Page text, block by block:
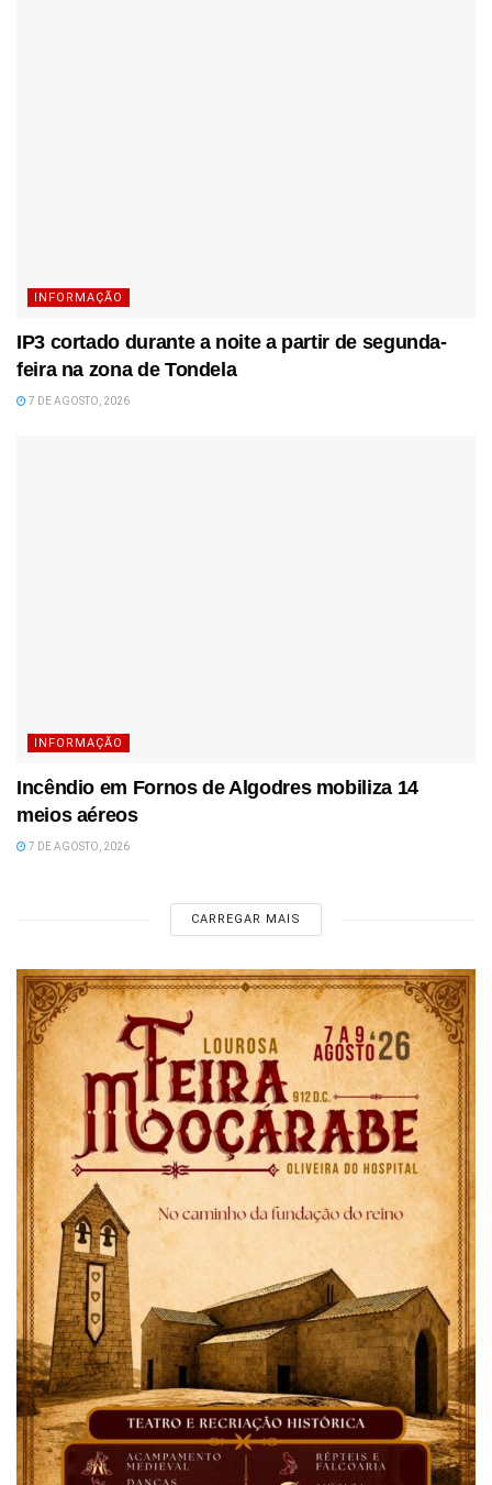
INFORMAÇÃO
IP3 cortado durante a noite a partir de segunda-
feira na zona de Tondela
7 DE AGOSTO, 2026
INFORMAÇÃO
Incêndio em Fornos de Algodres mobiliza 14
meios aéreos
7 DE AGOSTO, 2026
CARREGAR MAIS